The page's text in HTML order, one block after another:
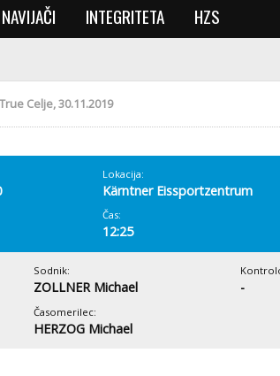
NAVIJAČI INTEGRITETA HZS
Celje, 30.11.2019
Lokacija:
Kärntner Eissportzentrum
Čas:
12:25
Sodnik:
ZOLLNER Michael -
Časomerilec:
HERZOG Michael